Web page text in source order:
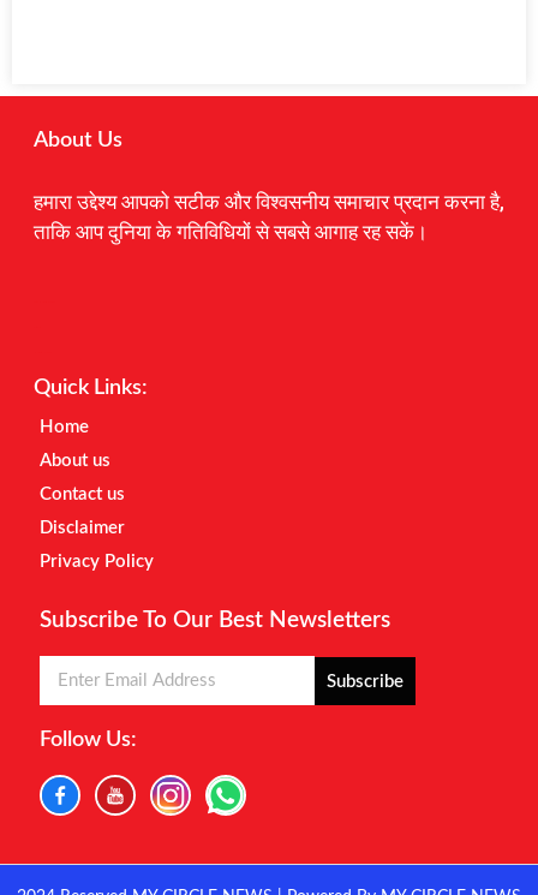
About Us
हमारा उद्देश्य आपको सटीक और विश्वसनीय समाचार प्रदान करना है,
ताकि आप दुनिया के गतिविधियों से सबसे आगाह रह सकें।
Quick Links:
Home
About us
Contact us
Disclaimer
Privacy Policy
Subscribe To Our Best Newsletters
Subscribe
Follow Us: